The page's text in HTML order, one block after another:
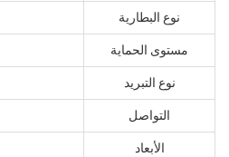
نوع البطارية
مستوى الحماية
نوع التبريد
التواصل
الأبعاد